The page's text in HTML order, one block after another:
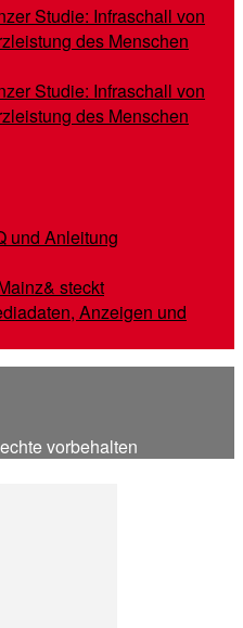
Studie: Infraschall von
des Menschen
Studie: Infraschall von
des Menschen
und Anleitung
steckt
Anzeigen und
vorbehalten